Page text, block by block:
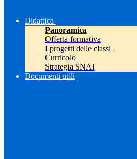
Didattica
Panoramica
Offerta formativa
I progetti delle classi
Curricolo
Strategia SNAI
Documenti utili